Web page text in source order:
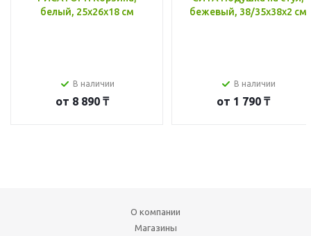
белый, 25x26x18 см
В наличии
от 8 890 ₸
бежевый, 38/35x38x2 см
В наличии
от 1 790 ₸
О компании
Магазины